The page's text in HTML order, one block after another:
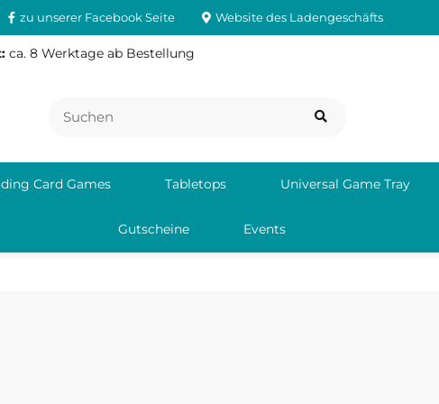
zu unserer Facebook Seite Website des Ladengeschäfts
ca. 8 Werktage ab Bestellung
Card Games Tabletops Universal Game Tray
Gutscheine Events